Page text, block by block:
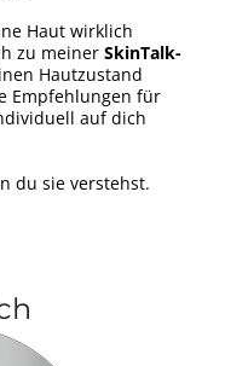
Haut wirklich
zu meiner SkinTalk-
Hautzustand
Empfehlungen für
auf dich
du sie verstehst.